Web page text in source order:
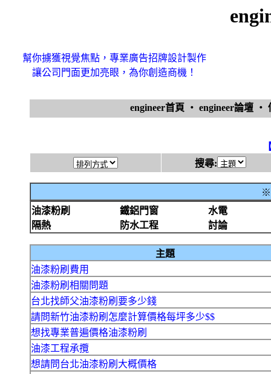
幫你擄獲視覺焦點，專業廣告招牌設計製作
讓公司門面更加亮眼，為你創造商機！
engineer首頁 ‧ engineer論壇 ‧
搜尋:
※
油漆粉刷
鐵鋁門窗
水電
隔熱
防水工程 討論
主題
油漆粉刷費用
油漆粉刷相關問題
台北找師父油漆粉刷要多少錢
請問新竹油漆粉刷怎麼計算價格每坪多少$$
想找專業普遍價格油漆粉刷
油漆工程承攬
想請問台北油漆粉刷大概價格